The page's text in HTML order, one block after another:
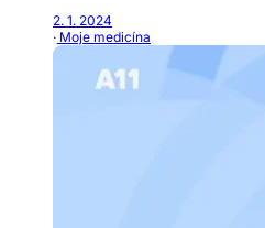
2. 1. 2024
· Moje medicína